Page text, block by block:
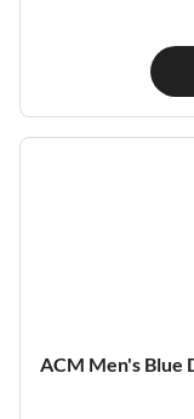
ACM Men's Blue